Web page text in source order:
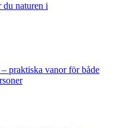
du naturen i
praktiska vanor för både